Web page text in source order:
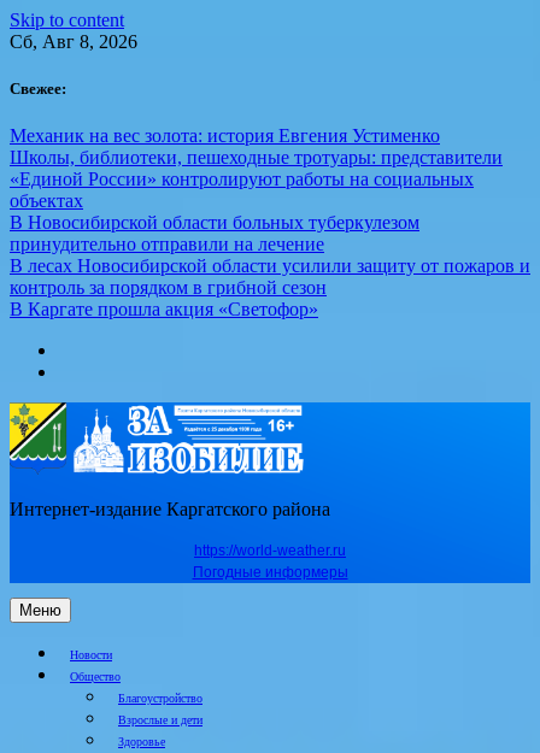
Skip to content
Сб, Авг 8, 2026
Свежее:
Механик на вес золота: история Евгения Устименко
Школы, библиотеки, пешеходные тротуары: представители
«Единой России» контролируют работы на социальных
объектах
В Новосибирской области больных туберкулезом
принудительно отправили на лечение
В лесах Новосибирской области усилили защиту от пожаров и
контроль за порядком в грибной сезон
В Каргате прошла акция «Светофор»
Интернет-издание Каргатского района
https://world-weather.ru
Погодные информеры
Меню
Новости
Общество
Благоустройство
Взрослые и дети
Здоровье